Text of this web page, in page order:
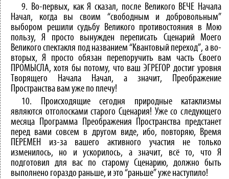
9. Во-первых, как Я сказал, после Великого ВЕЧЕ Начала
Начал, когда вы своим “свободным и добровольным”
выбором решили судьбу Великого противостояния в Мою
пользу, Я просто вынужден переписать Сценарий Моего
Великого спектакля под названием “Квантовый переход”, а во-
вторых, Я просто обязан перепоручить вам часть Своего
ПРОМЫСЛА, хотя бы потому, что ваш ЭГРЕГОР достиг уровня
Творящего Начала Начал, а значит, Преображение
Пространства вам уже по плечу!
10. Происходящие сегодня природные катаклизмы
являются отголосками старого Сценария! Уже со следующего
месяца Программа Преображения Пространства предстанет
перед вами совсем в другом виде, ибо, повторяю, Время
ПЕРЕМЕН из-за вашего активного участия не только
изменилось, но и ускорилось, а значит, всё то, что Я
подготовил для вас по старому Сценарию, должно быть
выполнено гораздо раньше, и это “раньше” уже наступило!